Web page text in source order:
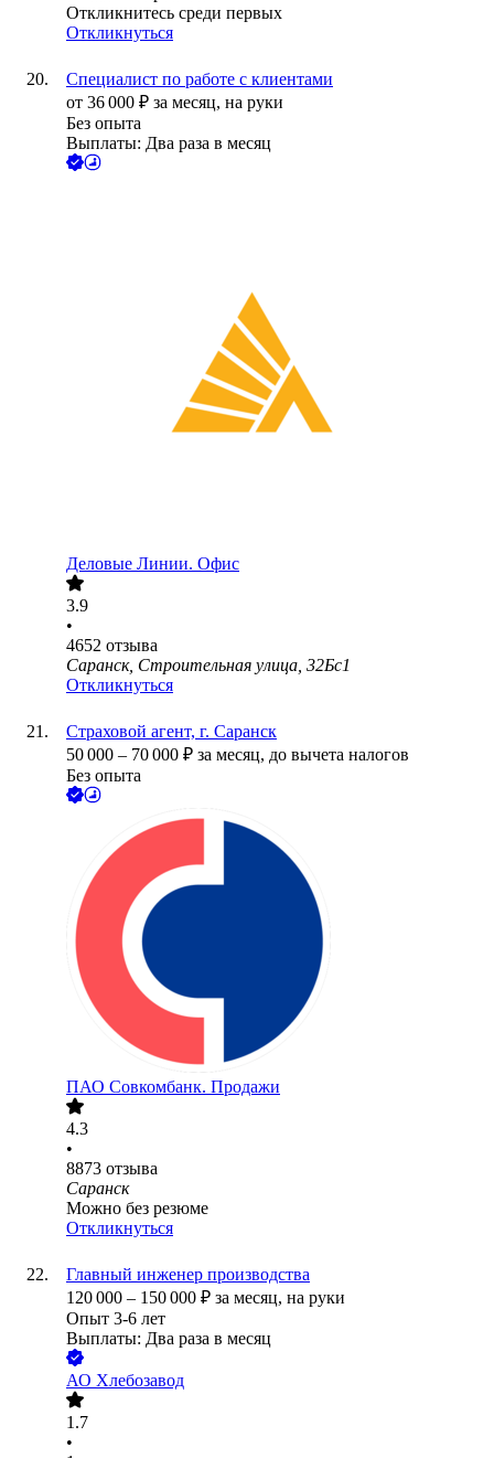
Откликнитесь среди первых
Откликнуться
Специалист по работе с клиентами
от 36 000 ₽ за месяц, на руки
Без опыта
Выплаты: Два раза в месяц
Деловые Линии. Офис
3.9
•
4652 отзыва
Саранск, Строительная улица, 32Бс1
Откликнуться
Страховой агент, г. Саранск
50 000 – 70 000 ₽ за месяц, до вычета налогов
Без опыта
ПАО Совкомбанк. Продажи
4.3
•
8873 отзыва
Саранск
Можно без резюме
Откликнуться
Главный инженер производства
120 000 – 150 000 ₽ за месяц, на руки
Опыт 3-6 лет
Выплаты: Два раза в месяц
АО Хлебозавод
1.7
•